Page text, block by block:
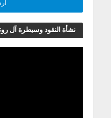
نشأة النقود وسيطرة آل